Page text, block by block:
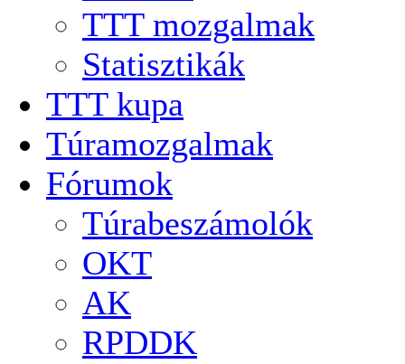
TTT mozgalmak
Statisztikák
TTT kupa
Túramozgalmak
Fórumok
Túrabeszámolók
OKT
AK
RPDDK